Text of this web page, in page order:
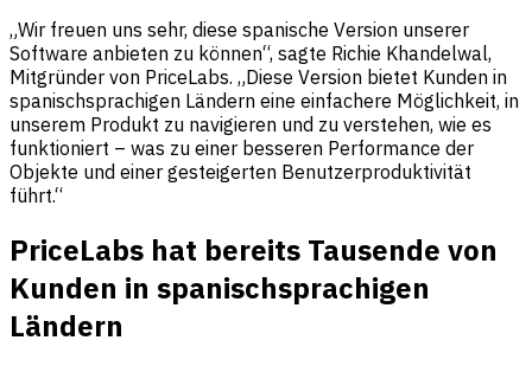
„Wir freuen uns sehr, diese spanische Version unserer
Software anbieten zu können“, sagte Richie Khandelwal,
Mitgründer von PriceLabs. „Diese Version bietet Kunden in
spanischsprachigen Ländern eine einfachere Möglichkeit, in
unserem Produkt zu navigieren und zu verstehen, wie es
funktioniert – was zu einer besseren Performance der
Objekte und einer gesteigerten Benutzerproduktivität
führt.“
PriceLabs hat bereits Tausende von
Kunden in spanischsprachigen
Ländern